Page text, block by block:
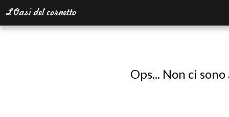
Ops... Non ci